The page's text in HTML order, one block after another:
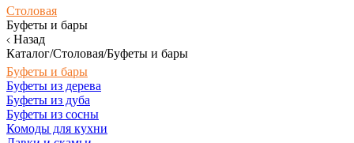
Столовая
Буфеты и бары
Назад
Каталог/Столовая/Буфеты и бары
Буфеты и бары
Буфеты из дерева
Буфеты из дуба
Буфеты из сосны
Комоды для кухни